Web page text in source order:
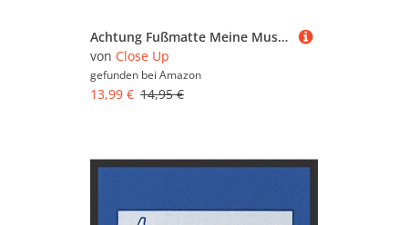
Achtung Fußmatte Meine Musik. Meine Wohnung. Meine Regeln.
von Close Up
gefunden bei Amazon
13,99 € 14,95 €